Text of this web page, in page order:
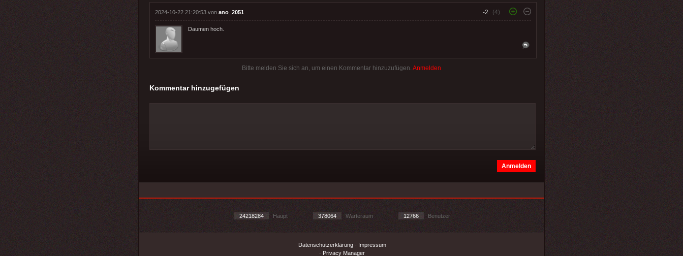
2024-10-22 21:20:53 von ano_2051 -2 (4)
Daumen hoch.
Bitte melden Sie sich an, um einen Kommentar hinzuzufügen. Anmelden
Kommentar hinzugefügen
24218284 Haupt 378064 Warteraum 12766 Benutzer
Datenschutzerklärung- Impressum
- Privacy Manager